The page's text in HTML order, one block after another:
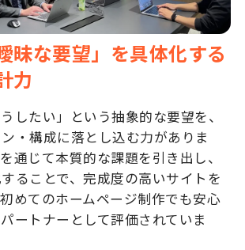
昧な要望」を具体化する
力
したい」という抽象的な要望を、
・構成に落とし込む力がありま
通じて本質的な課題を引き出し、
ることで、完成度の高いサイトを
めてのホームページ制作でも安心
ートナーとして評価されていま